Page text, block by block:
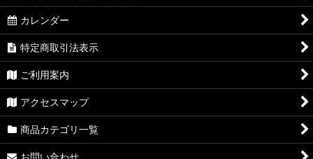
カレンダー
特定商取引法表示
ご利用案内
アクセスマップ
商品カテゴリ一覧